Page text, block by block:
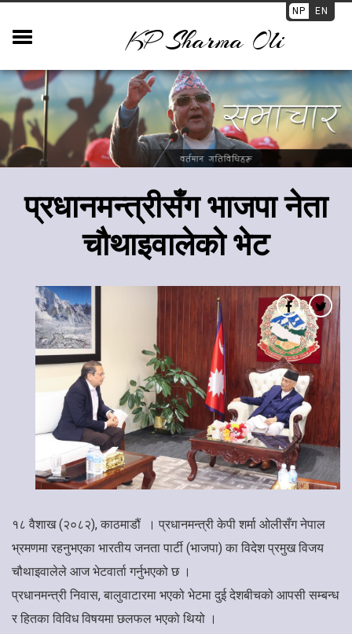
NP EN
KP Sharma Oli
प्रधानमन्त्रीसँग भाजपा नेता
चौथाइवालेको भेट
१८ वैशाख (२०८२), काठमाडौं । प्रधानमन्त्री केपी शर्मा ओलीसँग नेपाल
भ्रमणमा रहनुभएका भारतीय जनता पार्टी (भाजपा) का विदेश प्रमुख विजय
चौथाइवालेले आज भेटवार्ता गर्नुभएको छ ।
प्रधानमन्त्री निवास, बालुवाटारमा भएको भेटमा दुई देशबीचको आपसी सम्बन्ध
र हितका विविध विषयमा छलफल भएको थियो ।